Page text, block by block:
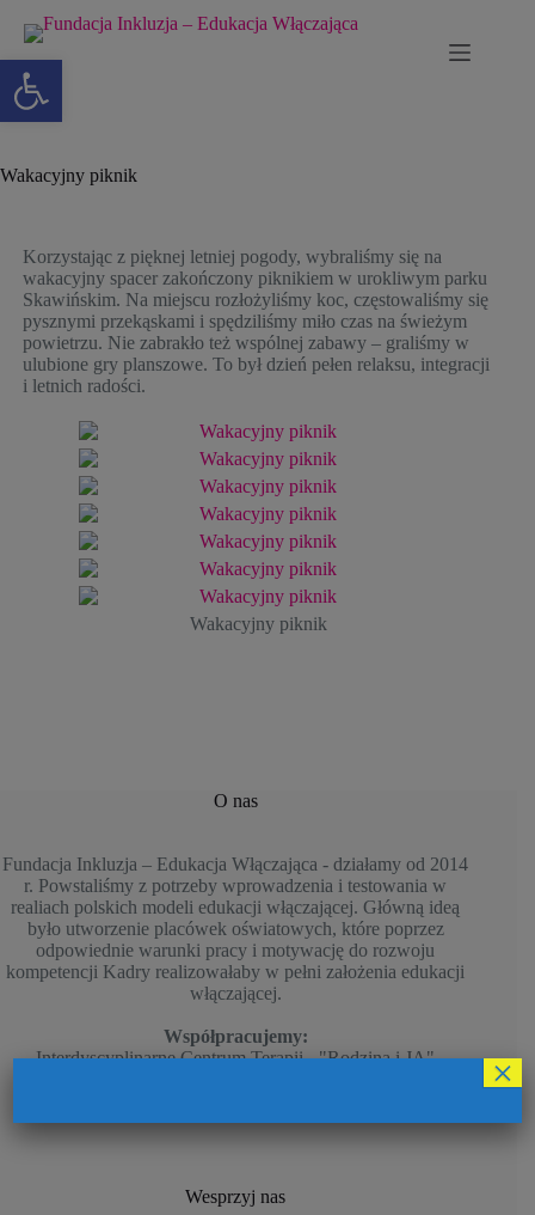
Otwórz pasek narzędzi
Wakacyjny piknik
Korzystając z pięknej letniej pogody, wybraliśmy się na
wakacyjny spacer zakończony piknikiem w urokliwym parku
Skawińskim. Na miejscu rozłożyliśmy koc, częstowaliśmy się
pysznymi przekąskami i spędziliśmy miło czas na świeżym
powietrzu. Nie zabrakło też wspólnej zabawy – graliśmy w
ulubione gry planszowe. To był dzień pełen relaksu, integracji
i letnich radości.
Wakacyjny piknik
O nas
Fundacja Inkluzja – Edukacja Włączająca - działamy od 2014
r. Powstaliśmy z potrzeby wprowadzenia i testowania w
realiach polskich modeli edukacji włączającej. Główną ideą
było utworzenie placówek oświatowych, które poprzez
odpowiednie warunki pracy i motywację do rozwoju
kompetencji Kadry realizowałaby w pełni założenia edukacji
włączającej.
Współpracujemy:
Interdyscyplinarne Centrum Terapii - "Rodzina i JA"
Wesprzyj nas
×